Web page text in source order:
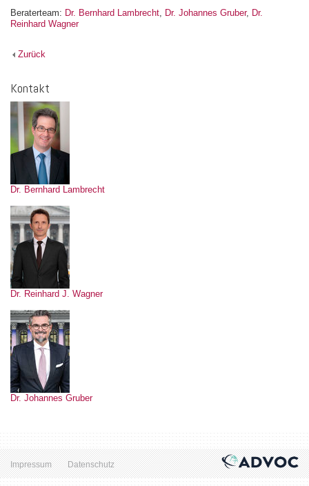
Beraterteam: Dr. Bernhard Lambrecht, Dr. Johannes Gruber, Dr.
Reinhard Wagner
Zurück
Kontakt
Dr. Bernhard Lambrecht
Dr. Reinhard J. Wagner
Dr. Johannes Gruber
Impressum Datenschutz